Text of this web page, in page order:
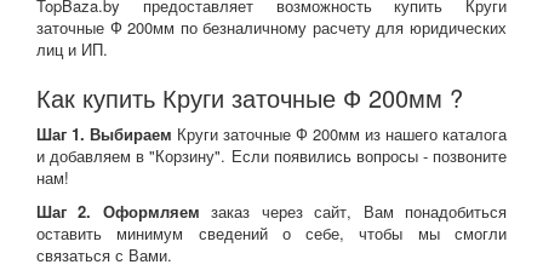
TopBaza.by предоставляет возможность купить Круги
заточные Ф 200мм по безналичному расчету для юридических
лиц и ИП.
Как купить Круги заточные Ф 200мм ?
Шаг 1. Выбираем Круги заточные Ф 200мм из нашего каталога
и добавляем в "Корзину". Если появились вопросы - позвоните
нам!
Шаг 2. Оформляем заказ через сайт, Вам понадобиться
оставить минимум сведений о себе, чтобы мы смогли
связаться с Вами.